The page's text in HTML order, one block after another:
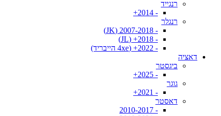
רנגייד
- 2014+
רנגלר
- 2007-2018 (JK)
- 2018+ (JL)
- 2022+ (4xe הייבריד)
דאציה
ביגסטר
- 2025+
גוגר
- 2021+
דאסטר
- 2010-2017